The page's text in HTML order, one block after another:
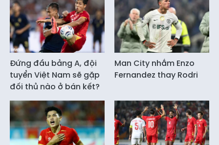
Đứng đầu bảng A, đội
tuyển Việt Nam sẽ gặp
đối thủ nào ở bán kết?
Man City nhắm Enzo
Fernandez thay Rodri